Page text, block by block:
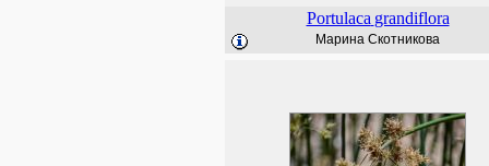
Portulaca grandiflora
Марина Скотникова